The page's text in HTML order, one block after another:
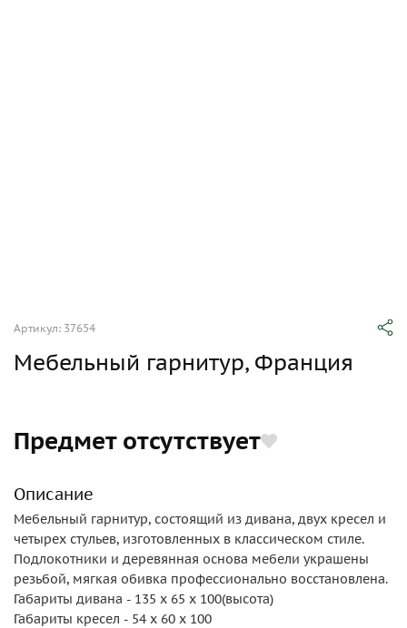
Артикул: 37654
Мебельный гарнитур, Франция
Предмет отсутствует
Описание
Мебельный гарнитур, состоящий из дивана, двух кресел и
четырех стульев, изготовленных в классическом стиле.
Подлокотники и деревянная основа мебели украшены
резьбой, мягкая обивка профессионально восстановлена.
Габариты дивана - 135 х 65 х 100(высота)
Габариты кресел - 54 х 60 х 100